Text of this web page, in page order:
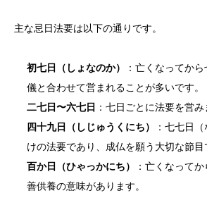
主な忌日法要は以下の通りです。
初七日（しょなのか）
：亡くなってか
儀と合わせて営まれることが多いです。
二七日〜六七日 ：七日ごとに法要を営み
四十九日（しじゅうくにち）
：七七日
けの法要であり、成仏を願う大切な節目
百か日（ひゃっかにち）
：亡くなって
善供養の意味があります。